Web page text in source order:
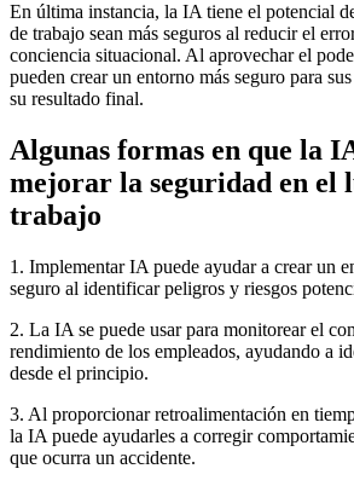
En última instancia, la IA tiene el potencial
de trabajo sean más seguros al reducir el
conciencia situacional. Al aprovechar el
pueden crear un entorno más seguro para
su resultado final.
Algunas formas en que la
mejorar la seguridad en el
trabajo
1. Implementar IA puede ayudar a crear un
seguro al identificar peligros y riesgos
2. La IA se puede usar para monitorear el
rendimiento de los empleados, ayudando a
desde el principio.
3. Al proporcionar retroalimentación en
la IA puede ayudarles a corregir
que ocurra un accidente.